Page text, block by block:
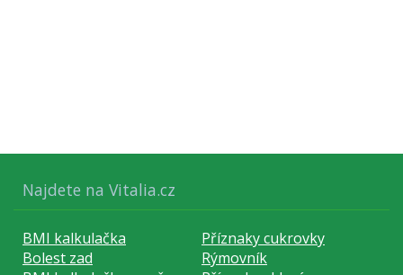
Najdete na Vitalia.cz
BMI kalkulačka
Příznaky cukrovky
Bolest zad
Rýmovník